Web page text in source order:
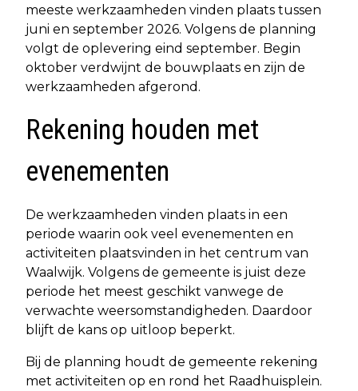
meeste werkzaamheden vinden plaats tussen
juni en september 2026. Volgens de planning
volgt de oplevering eind september. Begin
oktober verdwijnt de bouwplaats en zijn de
werkzaamheden afgerond.
Rekening houden met
evenementen
De werkzaamheden vinden plaats in een
periode waarin ook veel evenementen en
activiteiten plaatsvinden in het centrum van
Waalwijk. Volgens de gemeente is juist deze
periode het meest geschikt vanwege de
verwachte weersomstandigheden. Daardoor
blijft de kans op uitloop beperkt.
Bij de planning houdt de gemeente rekening
met activiteiten op en rond het Raadhuisplein.